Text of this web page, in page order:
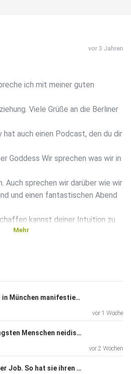
vor 3 Jahren
ich mit meiner guten
Viele Grüße an die Berliner
hat auch einen Podcast, den du dir
Goddess Wir sprechen was wir in
Auch sprechen wir darüber wie wir
und einen fantastischen Abend
kannst deiner Intuition zu
ihrem Gesetz der Anziehung
zu treffen. Wieso ist es so
damit zu beginnen? Wir sprechen
amzn.to/44Bb1wf
Tiktok:
Mehr
Traumwohnung in München manifestiert -ihre Geschichte und wie sie es gemacht hat
vor 1 Woche
Warum deine engsten Menschen neidisch werden, wenn du wächst- und was das über dich sagt
vor 2 Wochen
10 Jahre falscher Job. So hat sie ihren Traumjob manifestiert- ihre Geschichte